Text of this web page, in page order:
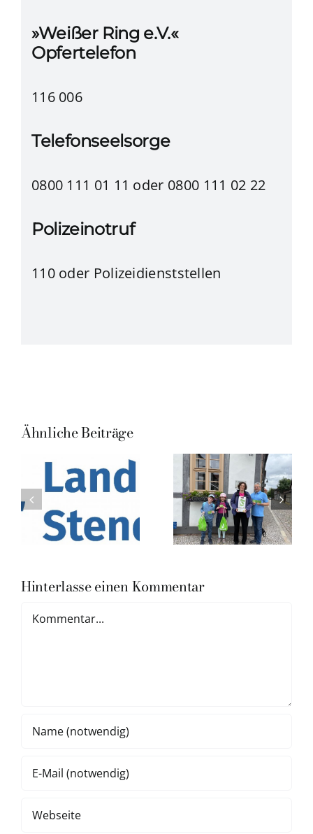
»Weißer Ring e.V.«
Opfertelefon
116 006
Telefonseelsorge
0800 111 01 11 oder 0800 111 02 22
Polizeinotruf
110 oder Polizeidienststellen
Ähnliche Beiträge
Hinterlasse einen Kommentar
Kommentar